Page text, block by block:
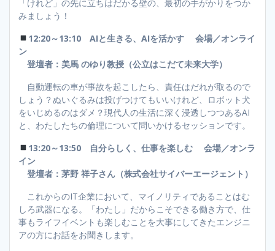
「けれど」の先に立ちはだかる壁の、最初の手がかりをつか
みましょう！
12:20～13:10 AIと生きる、AIを活かす 会場／オンライ
ン
登壇者：美馬 のゆり教授（公立はこだて未来大学）
自動運転の車が事故を起こしたら、責任はだれが取るので
しょう？ぬいぐるみは投げつけてもいいけれど、ロボット犬
をいじめるのはダメ？現代人の生活に深く浸透しつつあるAI
と、わたしたちの倫理について問いかけるセッションです。
13:20～13:50 自分らしく、仕事を楽しむ 会場／オンラ
イン
登壇者：茅野 祥子さん（株式会社サイバーエージェント）
これからのIT企業において、マイノリティであることはむ
しろ武器になる。「わたし」だからこそできる働き方で、仕
事もライフイベントも楽しむことを大事にしてきたエンジニ
アの方にお話をお聞きします。